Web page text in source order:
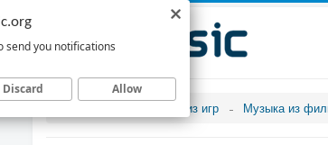
Музыка из игр Музыка из
send you notifications
Discard Allow